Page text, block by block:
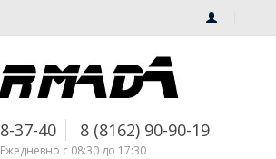
37-40 8 (8162) 90-90-19
Ежедневно с 08:30 до 17:30